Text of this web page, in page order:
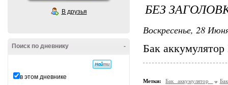
В друзья
-
Поиск по дневнику
в этом дневнике
БЕЗ
Воскресенье, 28
Бак
Метки: Бак аккумулятор